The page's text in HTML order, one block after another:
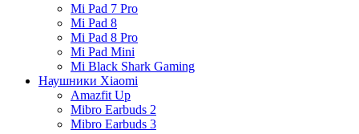
Mi Pad 7 Pro
Mi Pad 8
Mi Pad 8 Pro
Mi Pad Mini
Mi Black Shark Gaming
Наушники Xiaomi
Amazfit Up
Mibro Earbuds 2
Mibro Earbuds 3